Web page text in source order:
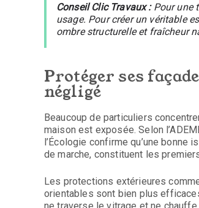
Conseil Clic Travaux :Pour une
usage. Pour créer un véritable
ombre structurelle et fraîcheur
Protéger ses
négligé
Beaucoup de particuliers
maison est exposée. Selon
l’Écologie confirme qu’une
de marche, constituent les
Les protections extérieures
orientables sont bien plus
ne traverse le vitrage et ne